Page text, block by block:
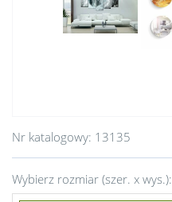
Nr katalogowy: 13135
Wybierz rozmiar (szer. x wys.):